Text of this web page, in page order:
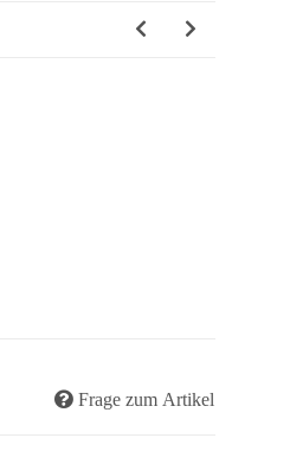
Frage zum Artikel